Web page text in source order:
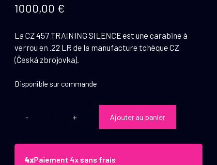
1000,00 €
La CZ 457 TRAINING SILENCE est une carabine à
verrou en .22 LR de la manufacture tchèque CZ
(Česká zbrojovka).
Disponible sur commande
quantité
Carabine
CZ
Ajouter au panier
Paiement 4x sans frais